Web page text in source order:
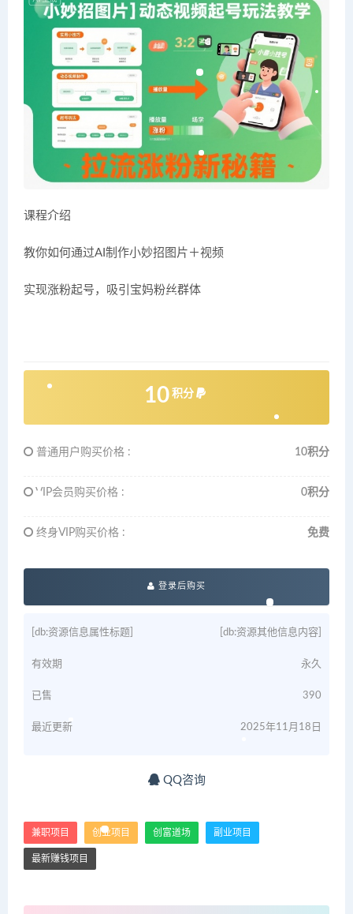
课程介绍
教你如何通过AI制作小妙招图片＋视频
实现涨粉起号，吸引宝妈粉丝群体
10 积分
普通用户购买价格 : 10积分
VIP会员购买价格 : 0积分
终身VIP购买价格 : 免费
登录后购买
[db:资源信息属性标题] [db:资源其他信息内容]
有效期 永久
已售 390
最近更新 2025年11月18日
QQ咨询
兼职项目 创业项目 创富道场 副业项目
最新赚钱项目